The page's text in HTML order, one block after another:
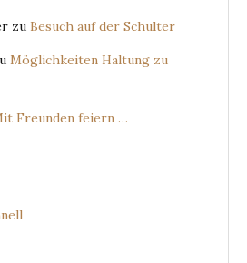
zu Besuch auf der Schulter
Möglichkeiten Haltung zu
Freunden feiern …